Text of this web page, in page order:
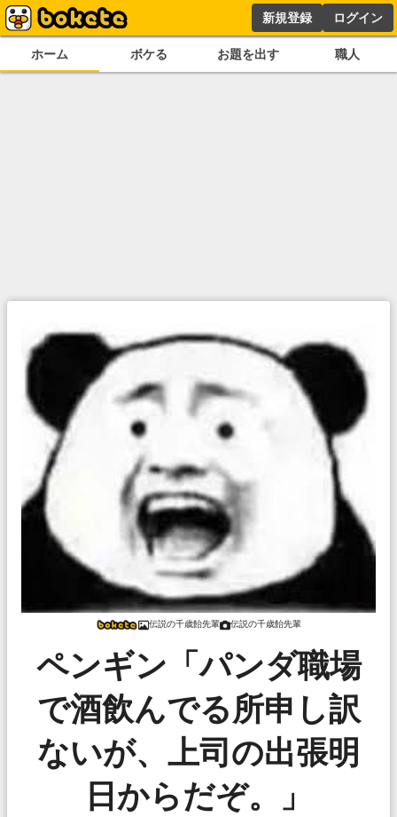
新規登録 ログイン
ホーム ボケる お題を出す 職人
伝説の千歳飴先輩 伝説の千歳飴先輩
ペンギン「パンダ職場
で酒飲んでる所申し訳
ないが、上司の出張明
日からだぞ。」